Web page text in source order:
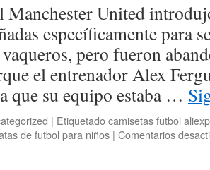
Manchester United
específicamente para
pero fueron
el entrenador Alex
que su equipo estaba …
| Etiquetadocamisetas futbol
de futbol para niños | Comentarios